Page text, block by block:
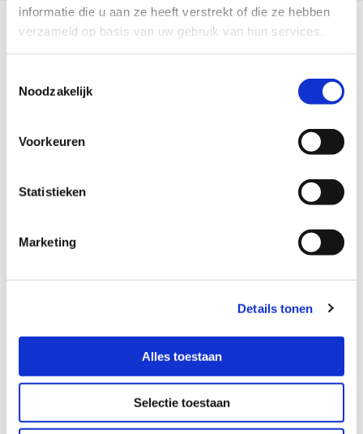
informatie die u aan ze heeft verstrekt of die ze hebben
verzameld op basis van uw gebruik van hun services.
Noodzakelijk
Voorkeuren
Statistieken
Marketing
Details tonen
Alles toestaan
Selectie toestaan
Gebakken bestrating